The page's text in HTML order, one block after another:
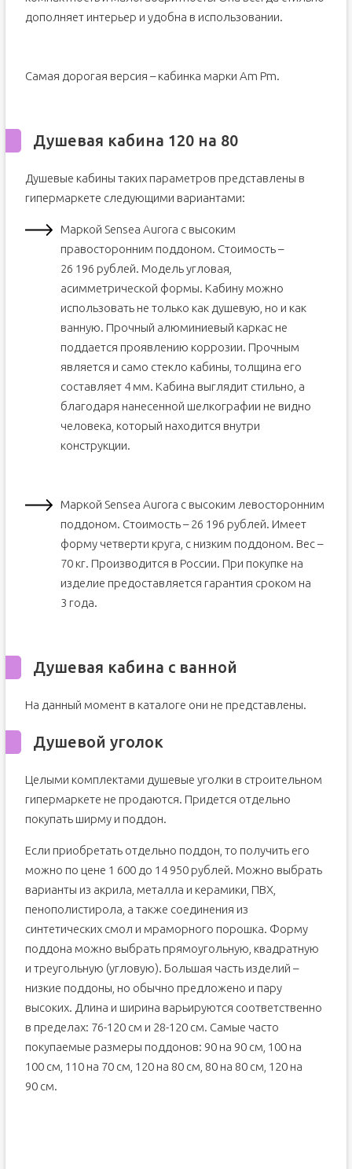
дополняет интерьер и удобна в использовании.
Самая дорогая версия – кабинка марки Аm Pm.
Душевая кабина 120 на 80
Душевые кабины таких параметров представлены в
гипермаркете следующими вариантами:
Маркой Sensea Aurora с высоким
правосторонним поддоном. Стоимость –
26 196 рублей. Модель угловая,
асимметрической формы. Кабину можно
использовать не только как душевую, но и как
ванную. Прочный алюминиевый каркас не
поддается проявлению коррозии. Прочным
является и само стекло кабины, толщина его
составляет 4 мм. Кабина выглядит стильно, а
благодаря нанесенной шелкографии не видно
человека, который находится внутри
конструкции.
Маркой Sensea Aurora с высоким левосторонним
поддоном. Стоимость – 26 196 рублей. Имеет
форму четверти круга, с низким поддоном. Вес –
70 кг. Производится в России. При покупке на
изделие предоставляется гарантия сроком на
3 года.
Душевая кабина с ванной
На данный момент в каталоге они не представлены.
Душевой уголок
Целыми комплектами душевые уголки в строительном
гипермаркете не продаются. Придется отдельно
покупать ширму и поддон.
Если приобретать отдельно поддон, то получить его
можно по цене 1 600 до 14 950 рублей. Можно выбрать
варианты из акрила, металла и керамики, ПВХ,
пенополистирола, а также соединения из
синтетических смол и мраморного порошка. Форму
поддона можно выбрать прямоугольную, квадратную
и треугольную (угловую). Большая часть изделий –
низкие поддоны, но обычно предложено и пару
высоких. Длина и ширина варьируются соответственно
в пределах: 76-120 см и 28-120 см. Самые часто
покупаемые размеры поддонов: 90 на 90 см, 100 на
100 см, 110 на 70 см, 120 на 80 см, 80 на 80 см, 120 на
90 см.